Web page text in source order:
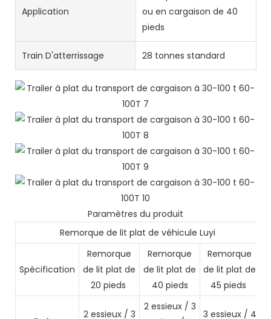
Application
ou en cargaison de 40
pieds
Train D'atterrissage 28 tonnes standard
Paramètres du produit
Remorque de lit plat de véhicule Luyi
Spécification
Remorque
de lit plat de
20 pieds
Remorque
de lit plat de
40 pieds
Remorque
de lit plat de
45 pieds
2 essieux / 3
2 essieux / 3
3 essieux / 4